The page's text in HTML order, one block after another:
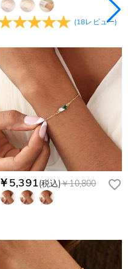
(18レビュー)
￥5,391(税込)￥10,800